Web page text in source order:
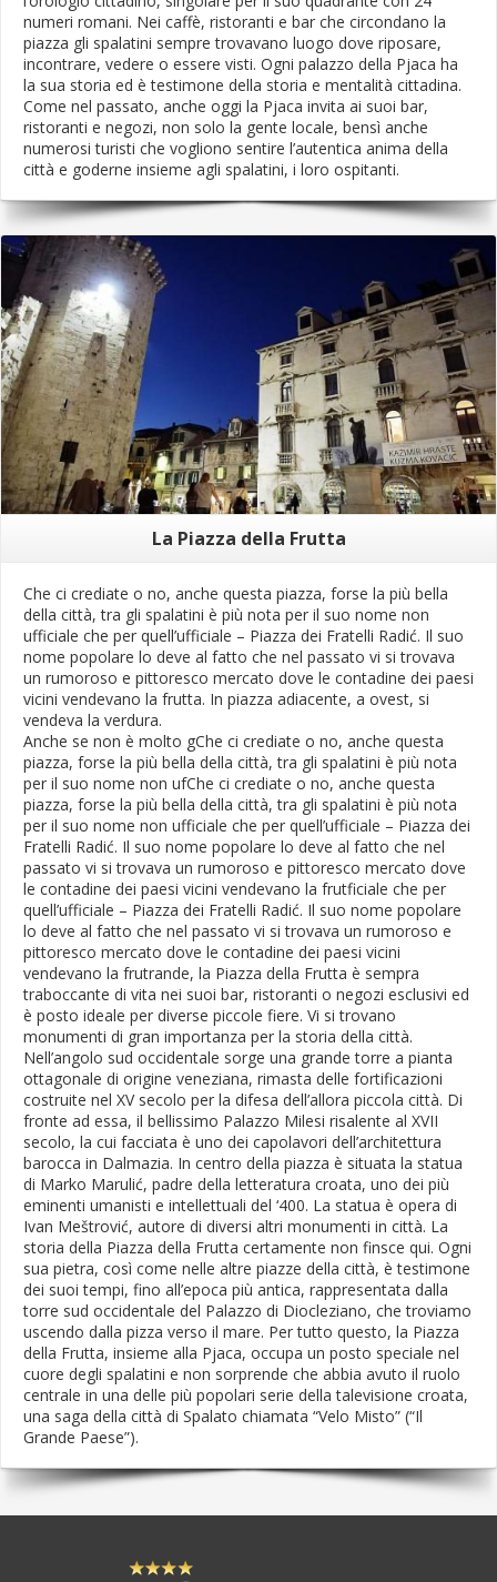
numeri romani. Nei caffè, ristoranti e bar che circondano la
piazza gli spalatini sempre trovavano luogo dove riposare,
incontrare, vedere o essere visti. Ogni palazzo della Pjaca ha
la sua storia ed è testimone della storia e mentalità cittadina.
Come nel passato, anche oggi la Pjaca invita ai suoi bar,
ristoranti e negozi, non solo la gente locale, bensì anche
numerosi turisti che vogliono sentire l’autentica anima della
città e goderne insieme agli spalatini, i loro ospitanti.
La Piazza della Frutta
Che ci crediate o no, anche questa piazza, forse la più bella
della città, tra gli spalatini è più nota per il suo nome non
ufficiale che per quell’ufficiale – Piazza dei Fratelli Radić. Il suo
nome popolare lo deve al fatto che nel passato vi si trovava
un rumoroso e pittoresco mercato dove le contadine dei paesi
vicini vendevano la frutta. In piazza adiacente, a ovest, si
vendeva la verdura.
Anche se non è molto gChe ci crediate o no, anche questa
piazza, forse la più bella della città, tra gli spalatini è più nota
per il suo nome non ufChe ci crediate o no, anche questa
piazza, forse la più bella della città, tra gli spalatini è più nota
per il suo nome non ufficiale che per quell’ufficiale – Piazza dei
Fratelli Radić. Il suo nome popolare lo deve al fatto che nel
passato vi si trovava un rumoroso e pittoresco mercato dove
le contadine dei paesi vicini vendevano la frutficiale che per
quell’ufficiale – Piazza dei Fratelli Radić. Il suo nome popolare
lo deve al fatto che nel passato vi si trovava un rumoroso e
pittoresco mercato dove le contadine dei paesi vicini
vendevano la frutrande, la Piazza della Frutta è sempra
traboccante di vita nei suoi bar, ristoranti o negozi esclusivi ed
è posto ideale per diverse piccole fiere. Vi si trovano
monumenti di gran importanza per la storia della città.
Nell’angolo sud occidentale sorge una grande torre a pianta
ottagonale di origine veneziana, rimasta delle fortificazioni
costruite nel XV secolo per la difesa dell’allora piccola città. Di
fronte ad essa, il bellissimo Palazzo Milesi risalente al XVII
secolo, la cui facciata è uno dei capolavori dell’architettura
barocca in Dalmazia. In centro della piazza è situata la statua
di Marko Marulić, padre della letteratura croata, uno dei più
eminenti umanisti e intellettuali del ‘400. La statua è opera di
Ivan Meštrović, autore di diversi altri monumenti in città. La
storia della Piazza della Frutta certamente non finsce qui. Ogni
sua pietra, così come nelle altre piazze della città, è testimone
dei suoi tempi, fino all’epoca più antica, rappresentata dalla
torre sud occidentale del Palazzo di Diocleziano, che troviamo
uscendo dalla pizza verso il mare. Per tutto questo, la Piazza
della Frutta, insieme alla Pjaca, occupa un posto speciale nel
cuore degli spalatini e non sorprende che abbia avuto il ruolo
centrale in una delle più popolari serie della talevisione croata,
una saga della città di Spalato chiamata “Velo Misto” (“Il
Grande Paese”).